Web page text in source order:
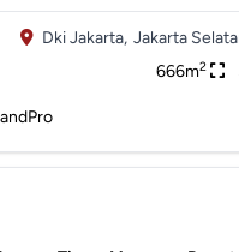
Dki Jakarta, Jakarta
666m2